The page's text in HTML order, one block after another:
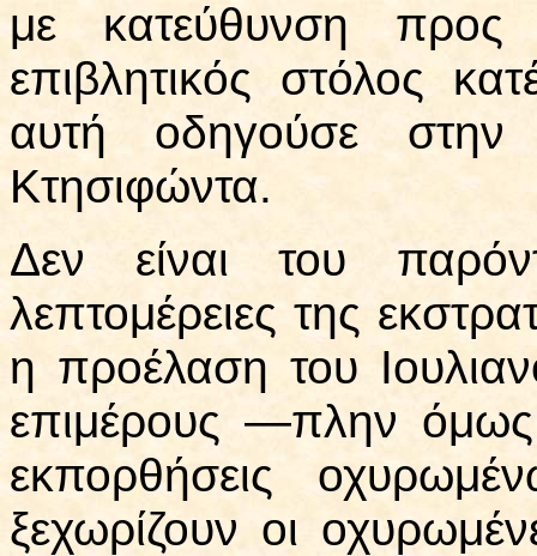
με κατεύθυνση προς
επιβλητικός στόλος
αυτή οδηγούσε στην
Κτησιφώντα.
Δεν είναι του
λεπτομέρειες της
η προέλαση του
επιμέρους —πλην όμως
εκπορθήσεις
ξεχωρίζουν οι